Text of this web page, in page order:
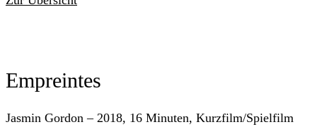
Empreintes
Jasmin Gordon – 2018, 16 Minuten, Kurzfilm/Spielfilm